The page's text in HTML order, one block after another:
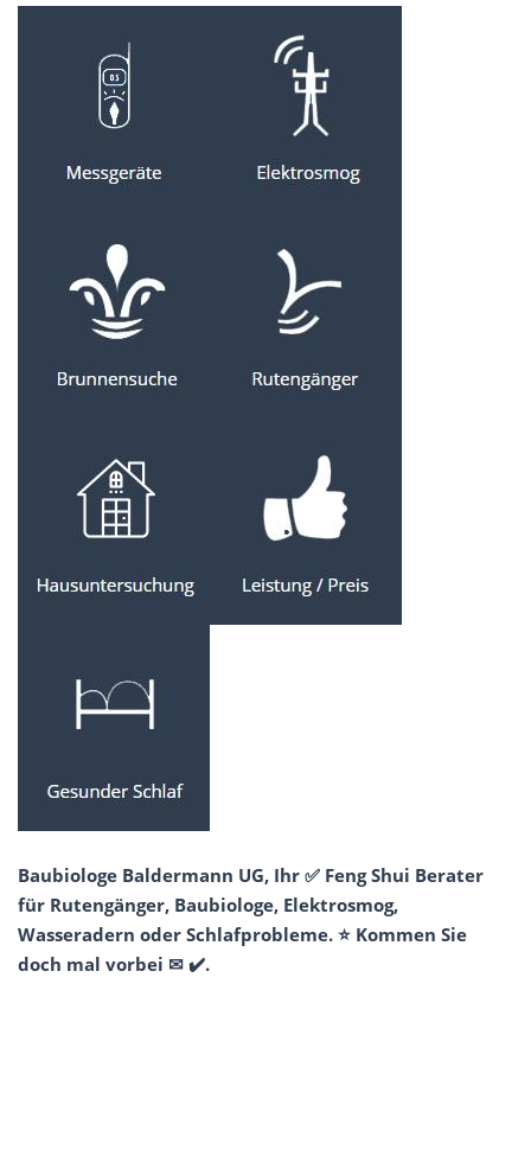
Baubiologe Baldermann UG, Ihr ✅ Feng Shui Berater
für Rutengänger, Baubiologe, Elektrosmog,
Wasseradern oder Schlafprobleme. ⭐ Kommen Sie
doch mal vorbei ✉ ✔️.